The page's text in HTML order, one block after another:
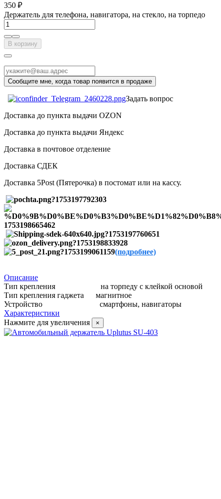
350 ₽
Держатель для телефона, навигатора, на стекло, на торпедо
В корзину
Задать вопрос
Доставка до пункта выдачи OZON
Доставка до пункта выдачи Яндекс
Доставка в почтовое отделение
Доставка СДЕК
Доставка 5Post (Пятерочка) в постомат или на кассу.
(подробнее)
Описание
Тип крепления на торпеду с клейкой основой
Тип крепления гаджета магнитное
Устройство смартфоны, навигаторы
Характеристики
Нажмите для увеличения
×